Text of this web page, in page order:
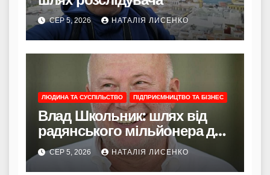
СЕР 5, 2026 НАТАЛІЯ ЛИСЕНКО
ЛЮДИНА ТА СУСПІЛЬСТВО ПІДПРИЄМНИЦТВО ТА БІЗНЕС
Влад Школьник: шлях від
радянського мільйонера до
творця Sherp і життя за
Торою
СЕР 5, 2026 НАТАЛІЯ ЛИСЕНКО